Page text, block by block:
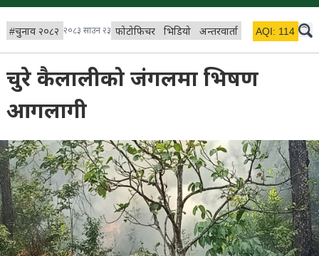
#चुनाव २०८२ २०८३ साउन २३ फोटोफिचर भिडियो अन्तरवार्ता विचार/ब्लग
AQI: 114
चुरे कैलालीको जंगलमा भिषण
आगलागी